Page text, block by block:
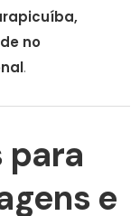
no
.
para
e